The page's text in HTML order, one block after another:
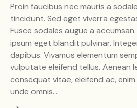
Proin faucibus nec mauris a
tincidunt. Sed eget viverra
Fusce sodales augue a
ipsum eget blandit pulvinar.
dapibus. Vivamus elementum
vulputate eleifend tellus. Aenean
consequat vitae, eleifend ac,
unde omnis…